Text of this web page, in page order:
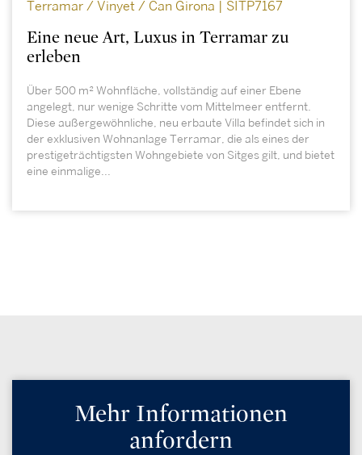
Terramar / Vinyet / Can Girona | SITP7167
Eine neue Art, Luxus in Terramar zu
erleben
Über 500 m² Wohnfläche, vollständig auf einer Ebene
angelegt, nur wenige Schritte vom Mittelmeer entfernt.
Diese außergewöhnliche, neu erbaute Villa befindet sich in
der exklusiven Wohnanlage Terramar, die als eines der
prestigeträchtigsten Wohngebiete von Sitges gilt, und bietet
eine einmalige...
Mehr Informationen
anfordern